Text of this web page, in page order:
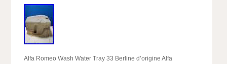
Alfa Romeo Wash Water Tray 33 Berline d’origine Alfa